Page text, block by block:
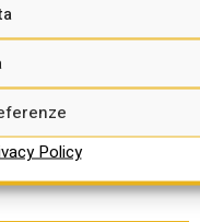
Policy